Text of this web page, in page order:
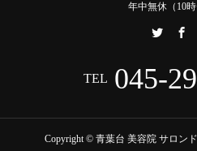
年中無休（10時
TEL 045-
Copyright © 青葉台 美容院 サロン